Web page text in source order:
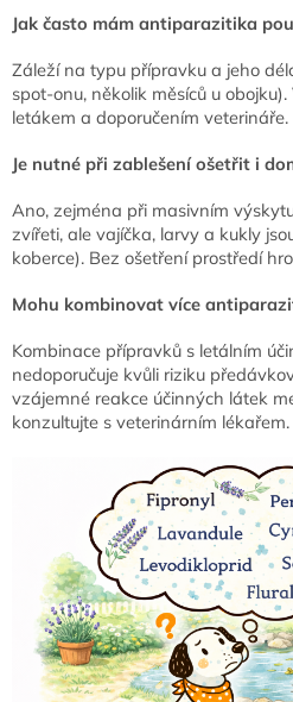
Jak často mám antiparazitika
Záleží na typu přípravku a jeho
spot-onu, několik měsíců u
letákem a doporučením veterináře.
Je nutné při zablešení ošetřit i
Ano, zejména při masivním
zvířeti, ale vajíčka, larvy a kukly
koberce). Bez ošetření prostředí
Mohu kombinovat více
Kombinace přípravků s letálním
nedoporučuje kvůli riziku
vzájemné reakce účinných látek
konzultujte s veterinárním lékařem.